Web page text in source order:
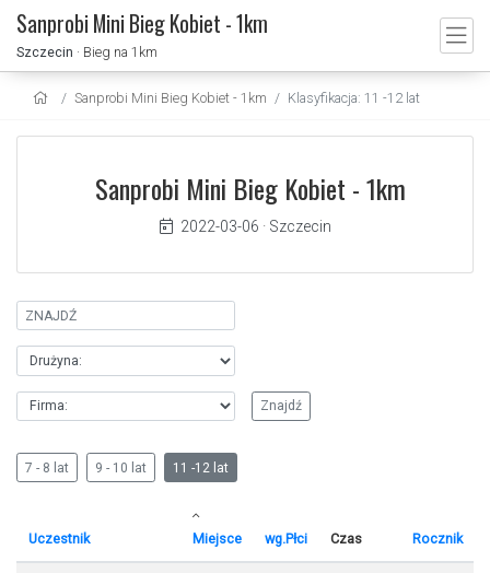
Sanprobi Mini Bieg Kobiet - 1km
Szczecin · Bieg na 1km
Sanprobi Mini Bieg Kobiet - 1km Klasyfikacja: 11 -12 lat
Sanprobi Mini Bieg Kobiet - 1km
2022-03-06 · Szczecin
7 - 8 lat 9 - 10 lat 11 -12 lat
Uczestnik Miejsce wg.Płci Czas Rocznik